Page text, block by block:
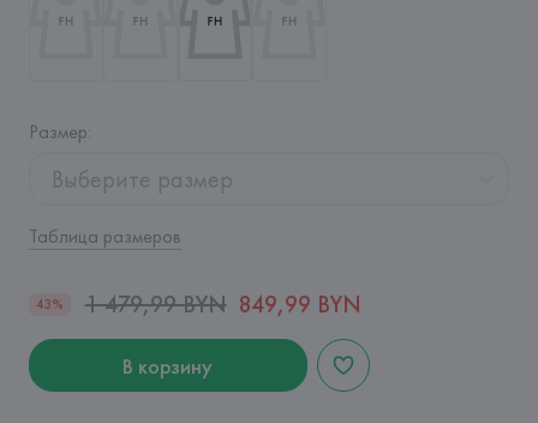
Размер:
Выберите размер
Таблица размеров
43% 1 479,99 BYN 849,99 BYN
В корзину